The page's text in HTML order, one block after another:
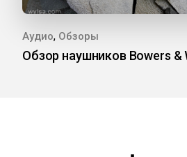
Аудио, Обзоры
Обзор наушников Bowers &